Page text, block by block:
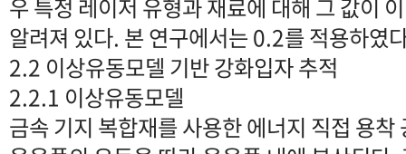
우 특정 레이저 유형과 재료에 대해 그 값이
알려져 있다. 본 연구에서는 0.2를 적용하였
2.2 이상유동모델 기반 강화입자 추적
2.2.1 이상유동모델
금속 기지 복합재를 사용한 에너지 직접 용